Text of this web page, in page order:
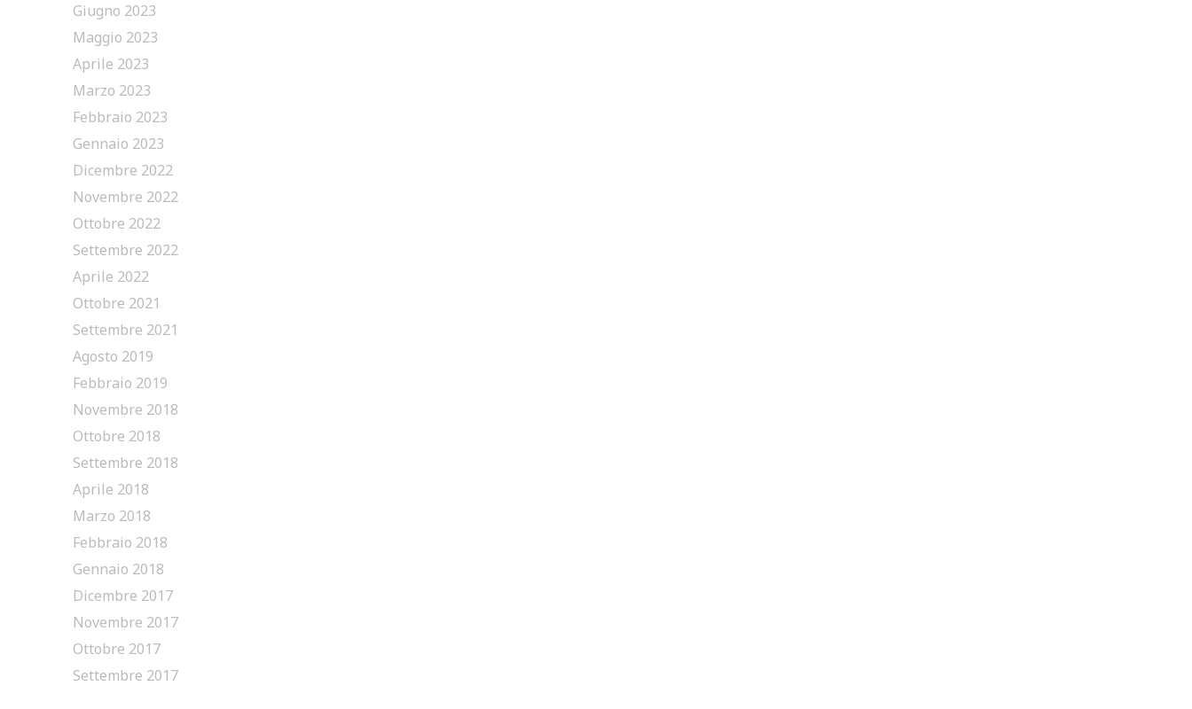
Giugno 2023
Maggio 2023
Aprile 2023
Marzo 2023
Febbraio 2023
Gennaio 2023
Dicembre 2022
Novembre 2022
Ottobre 2022
Settembre 2022
Aprile 2022
Ottobre 2021
Settembre 2021
Agosto 2019
Febbraio 2019
Novembre 2018
Ottobre 2018
Settembre 2018
Aprile 2018
Marzo 2018
Febbraio 2018
Gennaio 2018
Dicembre 2017
Novembre 2017
Ottobre 2017
Settembre 2017